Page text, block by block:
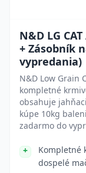
N&D LG
+ Zásobník
vypredania)
N&D Low Grain
kompletné
obsahuje
kúpe 10kg
zadarmo do
Kompletné
dospelé